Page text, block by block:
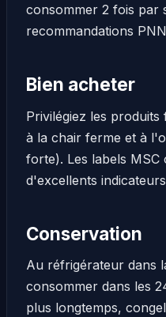
consommer 2 fois par
recommandations
Bien acheter
Privilégiez les
à la chair ferme et à
forte). Les labels
d'excellents
Conservation
Au réfrigérateur dans
consommer dans les
plus longtemps,